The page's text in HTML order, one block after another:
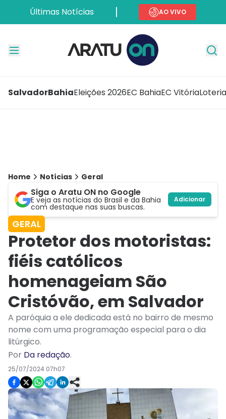
Últimas Notícias AO VIVO
SalvadorBahiaEleições 2026EC BahiaEC Vitória
Home Notícias Geral
Siga o Aratu ON no Google
E veja as notícias do Brasil e da Bahia
com destaque nas suas buscas.
Adicionar
GERAL
Protetor dos motoristas:
fiéis católicos
homenageiam São
Cristóvão, em Salvador
A paróquia a ele dedicada está no bairro de mesmo
nome com uma programação especial para o dia
litúrgico.
Por Da redação.
25/07/2024 07h07